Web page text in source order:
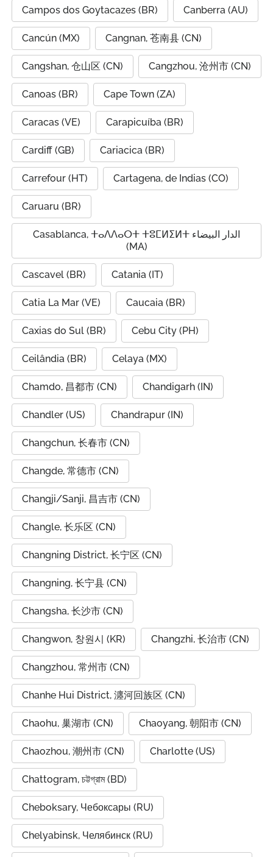
Campos dos Goytacazes (BR) Canberra (AU)
Cancún (MX) Cangnan, 苍南县 (CN)
Cangshan, 仓山区 (CN) Cangzhou, 沧州市 (CN)
Canoas (BR) Cape Town (ZA)
Caracas (VE) Carapicuíba (BR)
Cardiff (GB) Cariacica (BR)
Carrefour (HT) Cartagena, de Indias (CO)
Caruaru (BR)
Casablanca, ⵜⴰⴷⴷⴰⵔⵜ ⵜⵓⵎⵍⵉⵍⵜ الدار البيضاء
(MA)
Cascavel (BR) Catania (IT)
Catia La Mar (VE) Caucaia (BR)
Caxias do Sul (BR) Cebu City (PH)
Ceilândia (BR) Celaya (MX)
Chamdo, 昌都市 (CN) Chandigarh (IN)
Chandler (US) Chandrapur (IN)
Changchun, 长春市 (CN)
Changde, 常德市 (CN)
Changji/Sanji, 昌吉市 (CN)
Changle, 长乐区 (CN)
Changning District, 长宁区 (CN)
Changning, 长宁县 (CN)
Changsha, 长沙市 (CN)
Changwon, 창원시 (KR) Changzhi, 长治市 (CN)
Changzhou, 常州市 (CN)
Chanhe Hui District, 瀍河回族区 (CN)
Chaohu, 巢湖市 (CN) Chaoyang, 朝阳市 (CN)
Chaozhou, 潮州市 (CN) Charlotte (US)
Chattogram, চট্টগ্রাম (BD)
Cheboksary, Чебоксары (RU)
Chelyabinsk, Челябинск (RU)